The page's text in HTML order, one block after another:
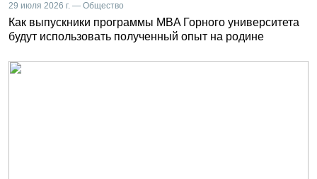
29 июля 2026 г. — Общество
Как выпускники программы MBA Горного университета
будут использовать полученный опыт на родине